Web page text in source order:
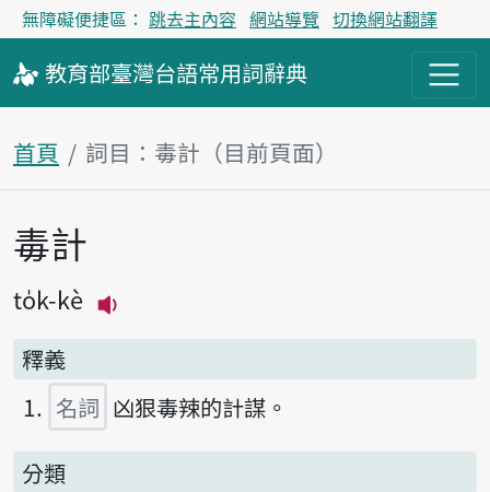
無障礙便捷區： 跳去主內容 網站導覽 切換網站翻譯
教育部臺灣台語常用詞辭典
首頁 詞目：毒計（目前頁面）
主內容區塊
毒計
to̍k-kè
釋義
名詞 凶狠毒辣的計謀。
分類